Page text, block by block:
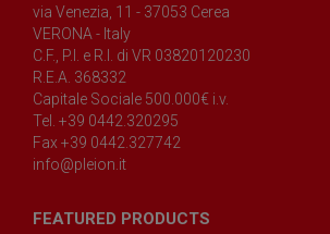
via Venezia, 11 - 37053 Cerea
VERONA - Italy
C.F., P.I. e R.I. di VR 03820120230
R.E.A. 368332
Capitale Sociale 500.000€ i.v.
Tel. +39 0442.320295
Fax +39 0442.327742
info@pleion.it
FEATURED PRODUCTS